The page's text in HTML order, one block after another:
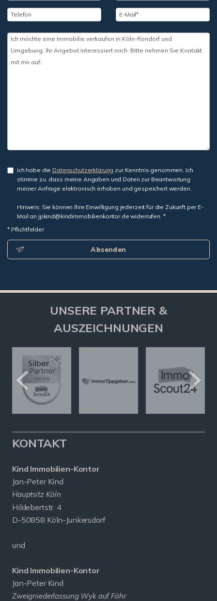
Ich habe die Datenschutzerklärung zur Kenntnis genommen. Ich
stimme zu, dass meine Angaben und Daten zur Beantwortung
meiner Anfrage elektronisch erhoben und gespeichert werden.
Hinweis: Sie können Ihre Einwilligung jederzeit für die Zukunft per E-
Mail an jpkind@kindimmobilienkontor.de widerrufen. *
* Pflichtfelder
Absenden
UNSERE PARTNER &
AUSZEICHNUNGEN
KONTAKT
Kind Immobilien-Kontor
Jan-Peter Kind
Hauptsitz Köln
Hildebertstr. 4
D-50858 Köln-Junkersdorf
und
Kind Immobilien-Kontor
Jan-Peter Kind
Zweigniederlassung Wyk auf Föhr